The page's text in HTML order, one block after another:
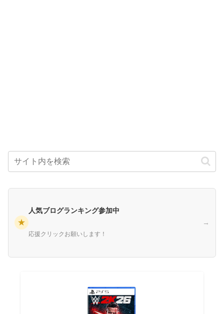
★
人気ブログランキング参加中
応援クリックお願いします！
→